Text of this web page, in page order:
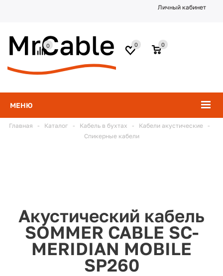
Личный кабинет
МЕНЮ
0
0
0
Главная - Каталог - Кабель в бухтах - Кабели акустические
-
Спикерные кабели
Акустический кабель
SOMMER CABLE SC-
MERIDIAN MOBILE
SP260